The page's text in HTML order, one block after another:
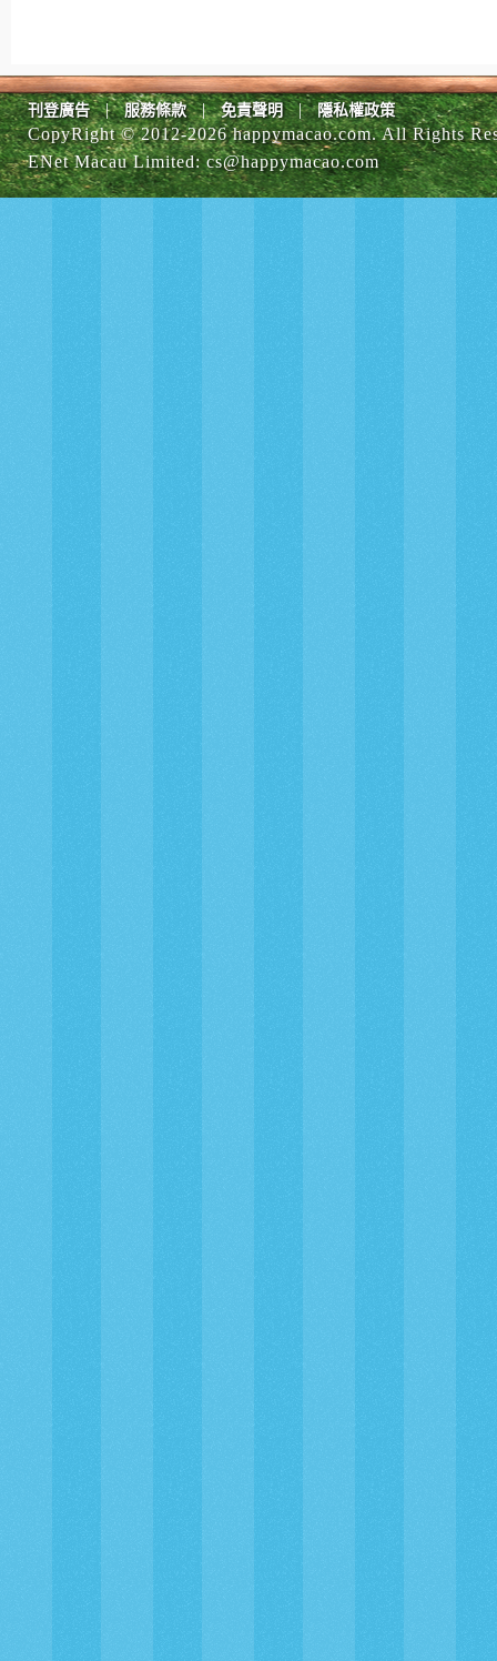
刊登廣告 | 服務條款 | 免責聲明 | 隱私權政策
CopyRight © 2012-2026 happymacao.com. All Rights
ENet Macau Limited:cs@happymacao.com